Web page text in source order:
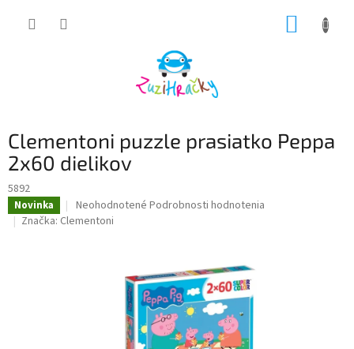
Clementoni puzzle prasiatko Peppa
2x60 dielikov
5892
Novinka
Priemerné
hodnotenie
hviezdičiek.
Neohodnotené Podrobnosti hodnotenia
Značka: Clementoni